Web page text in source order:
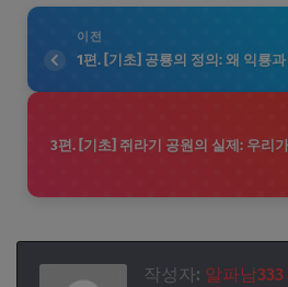
이전
1편. [기초] 공룡의 정의: 왜 익룡
3편. [기초] 쥐라기 공원의 실제: 우리
작성자: 알파남333